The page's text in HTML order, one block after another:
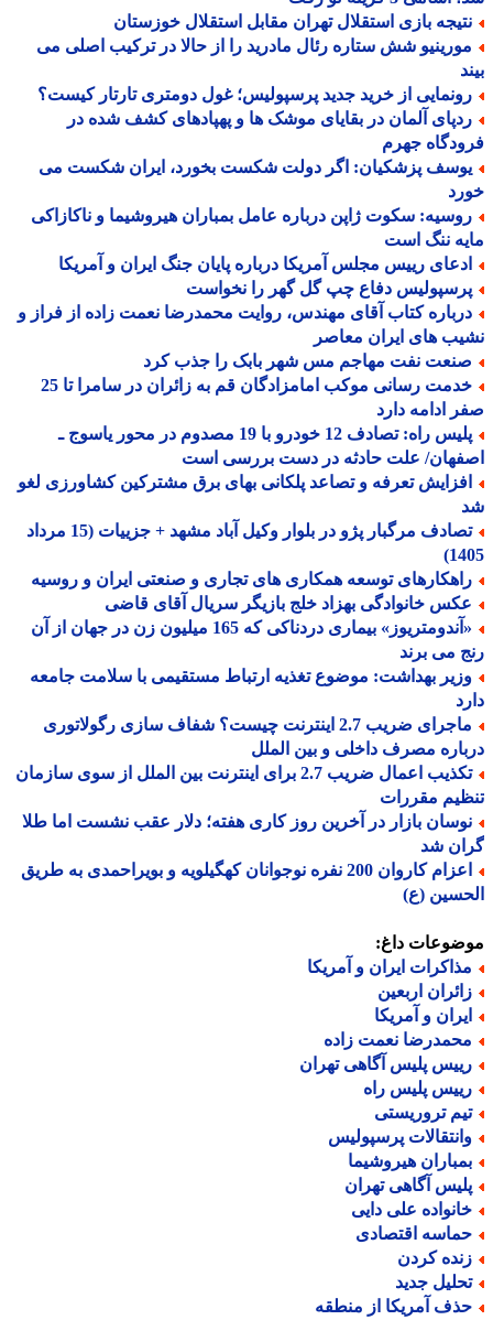
بازی استقلال تهران مقابل استقلال خوزستان
شش ستاره رئال مادرید را از حالا در ترکیب اصلی می
از خرید جدید پرسپولیس؛ غول دومتری تارتار کیست؟
آلمان در بقایای موشک ها و پهپادهای کشف شده در
جهرم
پزشکیان: اگر دولت شکست بخورد، ایران شکست می
سکوت ژاپن درباره عامل بمباران هیروشیما و ناکازاکی
ننگ است
رییس مجلس آمریکا درباره پایان جنگ ایران و آمریکا
دفاع چپ گل گهر را نخواست
کتاب آقای مهندس، روایت محمدرضا نعمت زاده از فراز و
های ایران معاصر
نفت مهاجم مس شهر بابک را جذب کرد
خدمت رسانی موکب امامزادگان قم به زائران در سامرا تا 25
ادامه دارد
پلیس راه: تصادف 12 خودرو با 19 مصدوم در محور یاسوج ـ
علت حادثه در دست بررسی است
تعرفه و تصاعد پلکانی بهای برق مشترکین کشاورزی لغو
تصادف مرگبار پژو در بلوار وکیل آباد مشهد + جزییات (15 مرداد
توسعه همکاری های تجاری و صنعتی ایران و روسیه
خانوادگی بهزاد خلج بازیگر سریال آقای قاضی
«آندومتریوز» بیماری دردناکی که 165 میلیون زن در جهان از آن
می برند
بهداشت: موضوع تغذیه ارتباط مستقیمی با سلامت جامعه
ماجرای ضریب 2.7 اینترنت چیست؟ شفاف سازی رگولاتوری
مصرف داخلی و بین الملل
تکذیب اعمال ضریب 2.7 برای اینترنت بین الملل از سوی سازمان
مقررات
بازار در آخرین روز کاری هفته؛ دلار عقب نشست اما طلا
شد
اعزام کاروان 200 نفره نوجوانان کهگیلویه و بویراحمدی به طریق
(ع)
داغ:
ایران و آمریکا
اربعین
و آمریکا
نعمت زاده
پلیس آگاهی تهران
پلیس راه
تروریستی
پرسپولیس
هیروشیما
آگاهی تهران
علی دایی
اقتصادی
کردن
جدید
آمریکا از منطقه